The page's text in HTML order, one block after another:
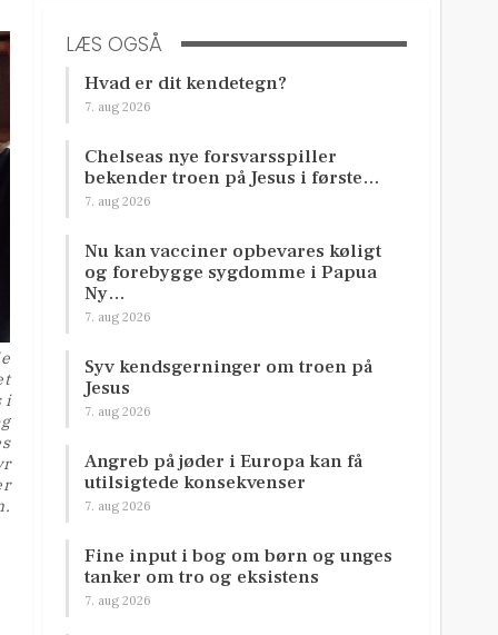
i
LÆS OGSÅ
Hvad er dit kendetegn?
7. aug 2026
Chelseas nye forsvarsspiller
bekender troen på Jesus i første…
7. aug 2026
Nu kan vacciner opbevares køligt
og forebygge sygdomme i Papua
Ny…
7. aug 2026
Syv kendsgerninger om troen på
Jesus
7. aug 2026
Angreb på jøder i Europa kan få
utilsigtede konsekvenser
7. aug 2026
Fine input i bog om børn og unges
tanker om tro og eksistens
7. aug 2026